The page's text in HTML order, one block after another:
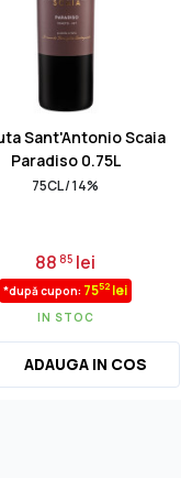
Sant'Antonio Scaia
Paradiso 0.75L
75CL / 14%
8885 lei
*după cupon: 7552 lei
IN STOC
ADAUGA IN COS